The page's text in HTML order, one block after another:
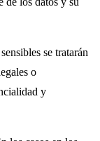
se tratarán
o
y